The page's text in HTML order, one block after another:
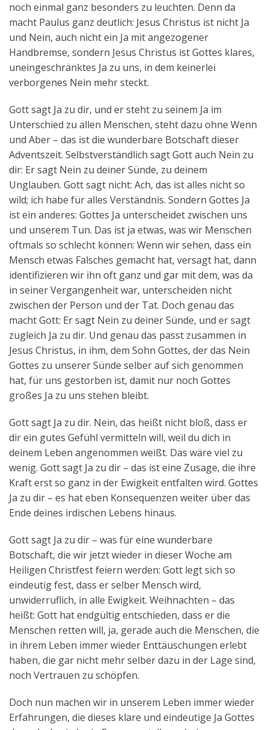
noch einmal ganz besonders zu leuchten. Denn da
macht Paulus ganz deutlich: Jesus Christus ist nicht Ja
und Nein, auch nicht ein Ja mit angezogener
Handbremse, sondern Jesus Christus ist Gottes klares,
uneingeschränktes Ja zu uns, in dem keinerlei
verborgenes Nein mehr steckt.
Gott sagt Ja zu dir, und er steht zu seinem Ja im
Unterschied zu allen Menschen, steht dazu ohne Wenn
und Aber – das ist die wunderbare Botschaft dieser
Adventszeit. Selbstverständlich sagt Gott auch Nein zu
dir: Er sagt Nein zu deiner Sünde, zu deinem
Unglauben. Gott sagt nicht: Ach, das ist alles nicht so
wild; ich habe für alles Verständnis. Sondern Gottes Ja
ist ein anderes: Gottes Ja unterscheidet zwischen uns
und unserem Tun. Das ist ja etwas, was wir Menschen
oftmals so schlecht können: Wenn wir sehen, dass ein
Mensch etwas Falsches gemacht hat, versagt hat, dann
identifizieren wir ihn oft ganz und gar mit dem, was da
in seiner Vergangenheit war, unterscheiden nicht
zwischen der Person und der Tat. Doch genau das
macht Gott: Er sagt Nein zu deiner Sünde, und er sagt
zugleich Ja zu dir. Und genau das passt zusammen in
Jesus Christus, in ihm, dem Sohn Gottes, der das Nein
Gottes zu unserer Sünde selber auf sich genommen
hat, für uns gestorben ist, damit nur noch Gottes
großes Ja zu uns stehen bleibt.
Gott sagt Ja zu dir. Nein, das heißt nicht bloß, dass er
dir ein gutes Gefühl vermitteln will, weil du dich in
deinem Leben angenommen weißt. Das wäre viel zu
wenig. Gott sagt Ja zu dir – das ist eine Zusage, die ihre
Kraft erst so ganz in der Ewigkeit entfalten wird. Gottes
Ja zu dir – es hat eben Konsequenzen weiter über das
Ende deines irdischen Lebens hinaus.
Gott sagt Ja zu dir – was für eine wunderbare
Botschaft, die wir jetzt wieder in dieser Woche am
Heiligen Christfest feiern werden: Gott legt sich so
eindeutig fest, dass er selber Mensch wird,
unwiderruflich, in alle Ewigkeit. Weihnachten – das
heißt: Gott hat endgültig entschieden, dass er die
Menschen retten will, ja, gerade auch die Menschen, die
in ihrem Leben immer wieder Enttäuschungen erlebt
haben, die gar nicht mehr selber dazu in der Lage sind,
noch Vertrauen zu schöpfen.
Doch nun machen wir in unserem Leben immer wieder
Erfahrungen, die dieses klare und eindeutige Ja Gottes